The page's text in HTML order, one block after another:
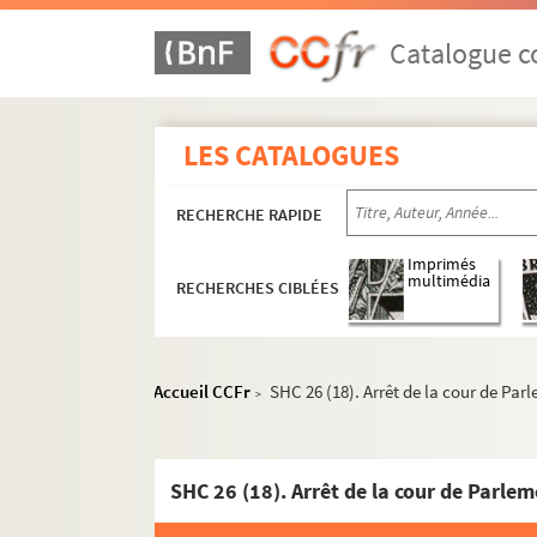
Catalogue
LES CATALOGUES
RECHERCHE RAPIDE
RECHERCHES CIBLÉES
Imprimés
multimédia
Accueil CCFr > SHC 26 (18). Arrêt de la cour de
SHC 14 et 14 bis. Pièces d'archives sur
SHC 15. Documents sur diverses familles de
SHC 17. Pièces concernant le fief d'Arsy et le
SHC 18. Pièces concernant Alexandre Sorel
SHC 19. Pièces concernant l'Oise et
SHC 20. Documents divers concernant
SHC 21. Documents divers concernant
SHC 22. Documents divers extraits de la
SHC 26. Pièces d'archives diverses